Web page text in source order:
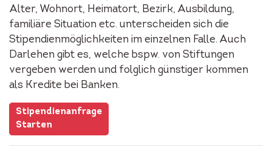
Alter, Wohnort, Heimatort, Bezirk, Ausbildung,
familiäre Situation etc. unterscheiden sich die
Stipendienmöglichkeiten im einzelnen Falle. Auch
Darlehen gibt es, welche bspw. von Stiftungen
vergeben werden und folglich günstiger kommen
als Kredite bei Banken.
Stipendienanfrage
Starten